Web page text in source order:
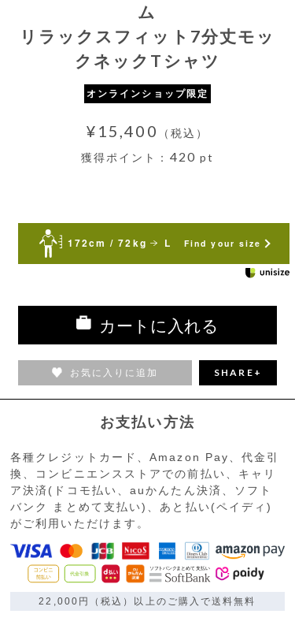
ム
リラックスフィット7分丈モッ
クネックTシャツ
オンラインショップ限定
¥15,400
（税込）
獲得ポイント： 420 pt
172cm / 72kg L Find your size
カートに入れる
お気に入りに追加 SHARE+
お支払い方法
各種クレジットカード、Amazon Pay、代金引
換、コンビニエンスストアでの前払い、キャリ
ア決済(ドコモ払い、auかんたん決済、ソフト
バンク まとめて支払い)、あと払い(ペイディ)
がご利用いただけます。
22,000円（税込）以上のご購入で送料無料